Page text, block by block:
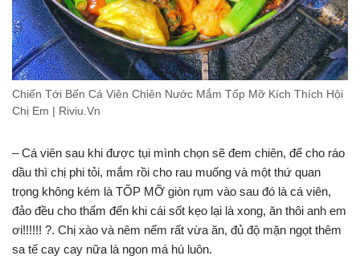
Chiến Tới Bến Cá Viên Chiên Nước Mắm Tốp Mỡ Kích Thích Hội
Chị Em | Riviu.Vn
– Cá viên sau khi được tụi mình chọn sẽ đem chiên, để cho ráo
dầu thì chị phi tỏi, mắm rồi cho rau muống và một thứ quan
trọng không kém là TỐP MỠ giòn rụm vào sau đó là cá viên,
đảo đều cho thấm đến khi cái sốt kẹo lại là xong, ăn thôi anh em
ơi!!!!!! ?. Chị xào và nêm nếm rất vừa ăn, đủ độ mặn ngọt thêm
sa tế cay cay nữa là ngon má hú luôn.